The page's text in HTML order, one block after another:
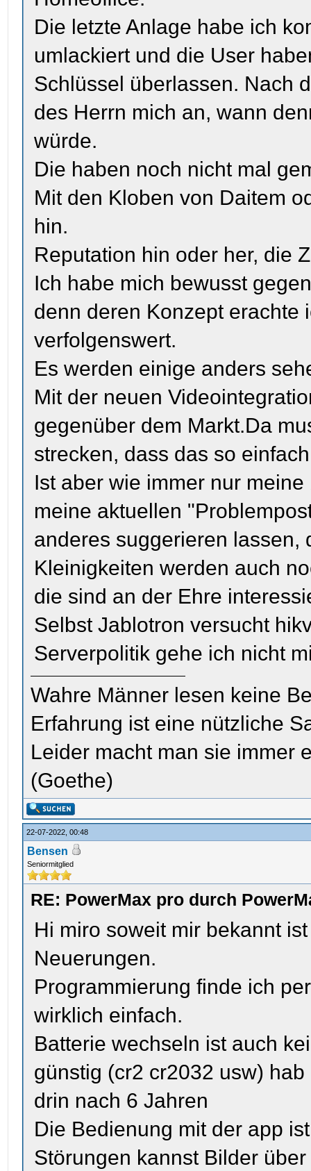
Die letzte Anlage habe ich
umlackiert und die User
Schlüssel überlassen. Nach
des Herrn mich an, wann
würde.
Die haben noch nicht mal
Mit den Kloben von Daitem
hin.
Reputation hin oder her, die
Ich habe mich bewusst
denn deren Konzept erachte
verfolgenswert.
Es werden einige anders
Mit der neuen
gegenüber dem Markt.Da
strecken, dass das so
Ist aber wie immer nur
meine aktuellen
anderes suggerieren lassen,
Kleinigkeiten werden auch
die sind an der Ehre
Selbst Jablotron versucht
Serverpolitik gehe ich nicht
Wahre Männer lesen keine
Erfahrung ist eine nützliche
Leider macht man sie immer
(Goethe)
22-07-2022, 00:48
Bensen
Seniormitglied
RE: PowerMax pro durch
Hi miro soweit mir bekannt
Neuerungen.
Programmierung finde ich
wirklich einfach.
Batterie wechseln ist auch
günstig (cr2 cr2032 usw)
drin nach 6 Jahren
Die Bedienung mit der app
Störungen kannst Bilder